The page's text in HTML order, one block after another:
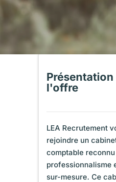
Présentation
l'offre
LEA Recrutement
rejoindre un
comptable
professionnalisme
sur-mesure. Ce